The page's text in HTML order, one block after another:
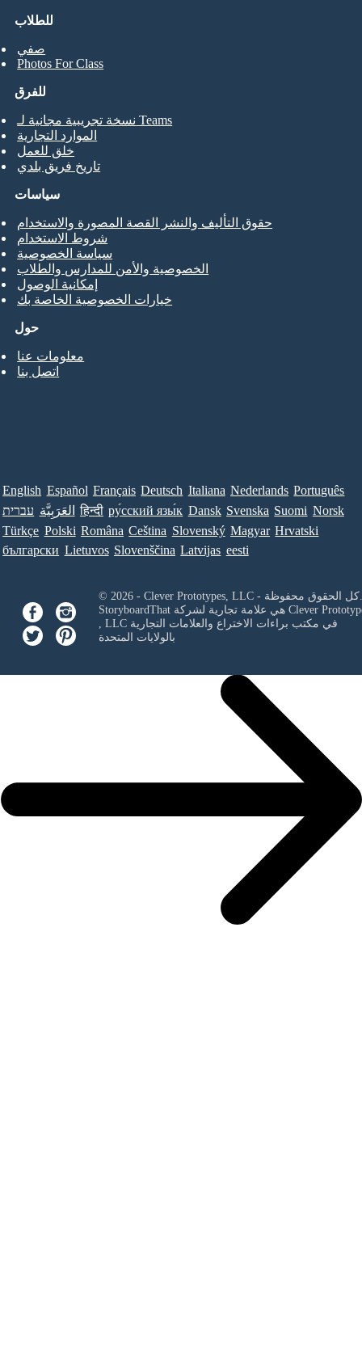
للطلاب
صفي
Photos For Class
للفرق
نسخة تجريبية مجانية لـ Teams
الموارد التجارية
خلق للعمل
تاريخ فريق بلدي
حول
معلومات عنا
اتصل بنا
سياسات
حقوق التأليف والنشر القصة المصورة والاستخدام
شروط الاستخدام
سياسة الخصوصية
الخصوصية والأمن للمدارس والطلاب
إمكانية الوصول
خيارات الخصوصية الخاصة بك
English Español Français Deutsch Italiana Nederlands Português
עברית العَرَبِيَّة हिन्दी ру́сский язы́к Dansk Svenska Suomi Norsk
Türkçe Polski Româna Ceština Slovenský Magyar Hrvatski
български Lietuvos Slovenščina Latvijas eesti
© 2026 - Clever Prototypes, LLC - كل الحقوق محفوظة.
StoryboardThat هي علامة تجارية لشركة Clever
, LLCفي مكتب براءات الاختراع والعلامات التجارية
بالولايات المتحدة